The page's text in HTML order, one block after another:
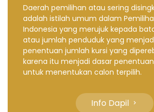
Daerah pemilihan atau sering
adalah istilah umum dalam
Indonesia yang merujuk kepada
atau jumlah penduduk yang
penentuan jumlah kursi yang
karena itu menjadi dasar
untuk menentukan calon terpilih.
Info Dapil